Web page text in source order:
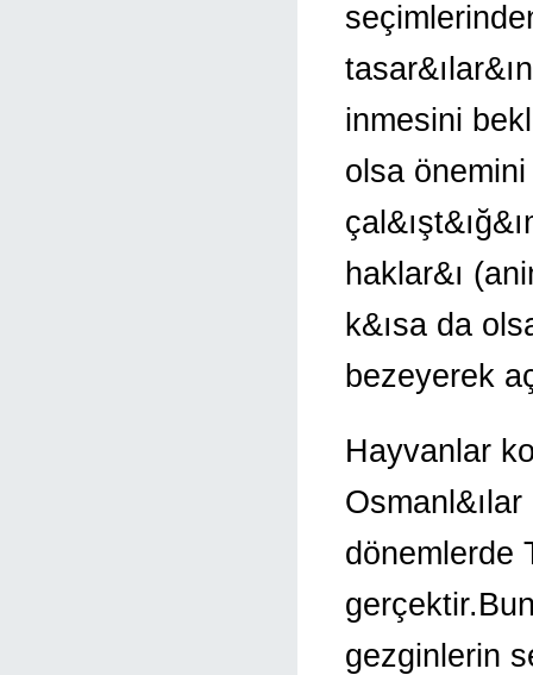
inmesini
olsa önemini
haklar&ı
k&ısa da
bezeyerek
Hayvanlar
dönemlerde
gezginlerin